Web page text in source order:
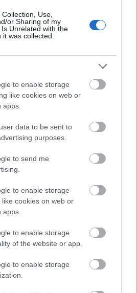
Use,
or Sharing of my
Unrelated with the
was collected.
to enable storage
like cookies on web or
data to be sent to
purposes.
to send me
to enable storage
cookies on web or
to enable storage
of the website or app.
to enable storage
után már tereltek is
ahol lehetett
(M44-es 1976-os), persze a
csak a fontos emberek
hiába megy gyorsan
kevés pálya
tépni, a többin bizony
eltakarítása után elindult
minden állomáson
az utasokat. A
tervbe van véve, a Gysev
erő, a stabilitás és a